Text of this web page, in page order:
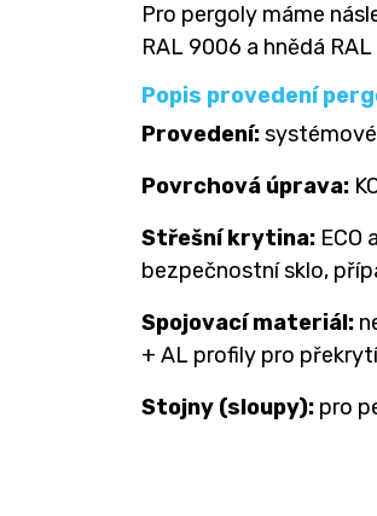
Pro pergoly máme
RAL 9006 a hnědá RAL
Popis provedení
Provedení:
Povrchová úprava:
Střešní krytina: ECO
bezpečnostní sklo,
Spojovací materiál:
+ AL profily pro
Stojny (sloupy): pro